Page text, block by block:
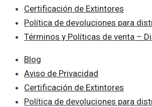
Certificación de Extintores
Política de devoluciones para
Términos y Políticas de venta –
Blog
Aviso de Privacidad
Certificación de Extintores
Política de devoluciones para